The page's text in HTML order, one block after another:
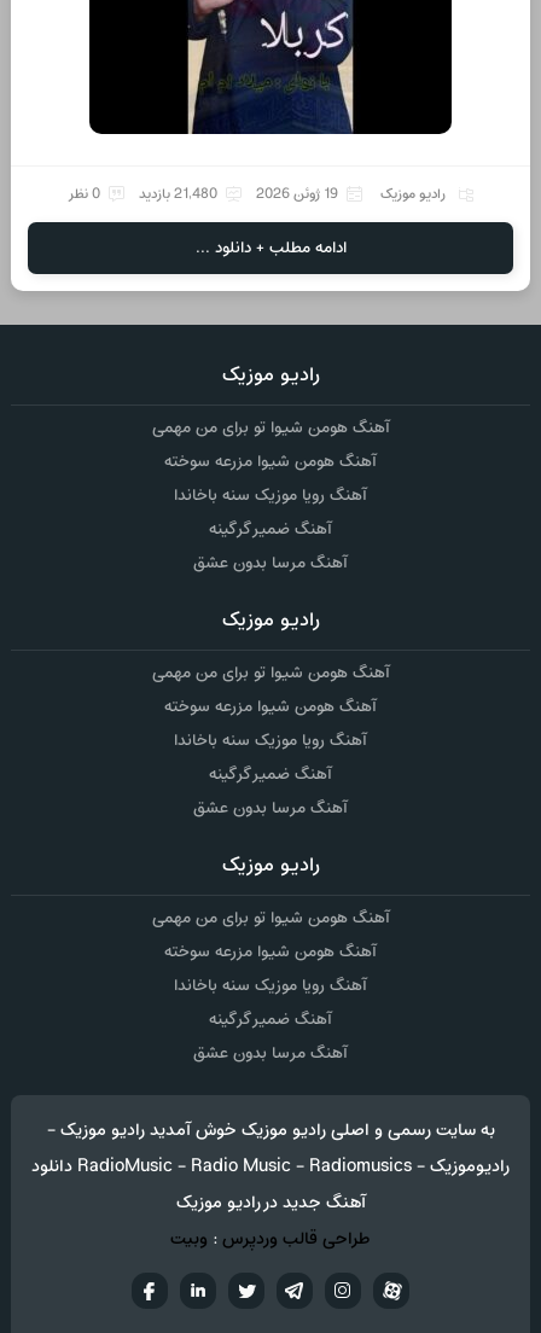
رادیو موزیک 19 ژوئن 2026 21,480 بازدید 0 نظر
ادامه مطلب + دانلود ...
رادیو موزیک
آهنگ هومن شیوا تو برای من مهمی
آهنگ هومن شیوا مزرعه سوخته
آهنگ رویا موزیک سنه باخاندا
آهنگ ضمیر گرگینه
آهنگ مرسا بدون عشق
رادیو موزیک
آهنگ هومن شیوا تو برای من مهمی
آهنگ هومن شیوا مزرعه سوخته
آهنگ رویا موزیک سنه باخاندا
آهنگ ضمیر گرگینه
آهنگ مرسا بدون عشق
رادیو موزیک
آهنگ هومن شیوا تو برای من مهمی
آهنگ هومن شیوا مزرعه سوخته
آهنگ رویا موزیک سنه باخاندا
آهنگ ضمیر گرگینه
آهنگ مرسا بدون عشق
به سایت رسمی و اصلی رادیو موزیک خوش آمدید رادیو موزیک -
رادیوموزیک - RadioMusic - Radio Music - Radiomusics دانلود
آهنگ جدید در رادیو موزیک
طراحی قالب وردپرس: وبیت
تويترتلگراماینستاگرام آپارات